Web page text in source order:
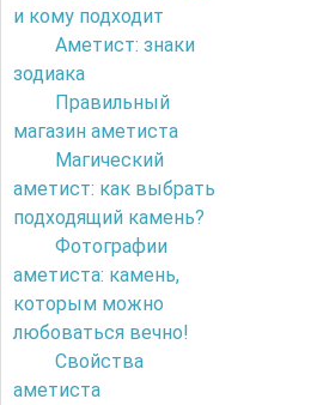
и кому подходит
Аметист: знаки
зодиака
Правильный
магазин аметиста
Магический
аметист: как выбрать
подходящий камень?
Фотографии
аметиста: камень,
которым можно
любоваться вечно!
Свойства
аметиста